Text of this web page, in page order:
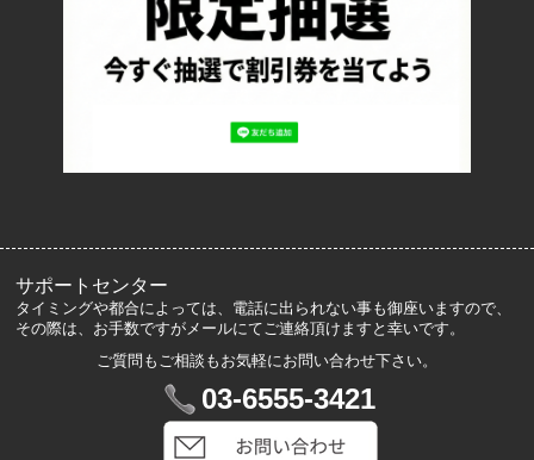
プライバシーポリシー
ロッカーズについて
サポートセンター
タイミングや都合によっては、電話に出られない事も御座いますので、
その際は、お手数ですがメールにてご連絡頂けますと幸いです。
ご質問もご相談もお気軽にお問い合わせ下さい。
03-6555-3421